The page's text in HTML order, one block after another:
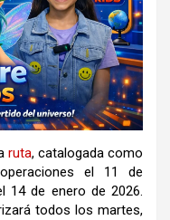
ruta, catalogada como
el 11 de
14 de enero de 2026.
todos los martes,